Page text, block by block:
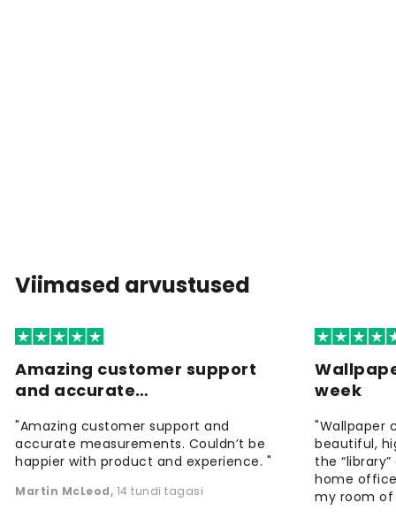
Viimased arvustused
Amazing customer support
and accurate…
"Amazing customer support and
accurate measurements. Couldn’t be
happier with product and experience. "
Martin McLeod, 14 tundi tagasi
week
"Wallpaper
beautiful,
the
home
my room of